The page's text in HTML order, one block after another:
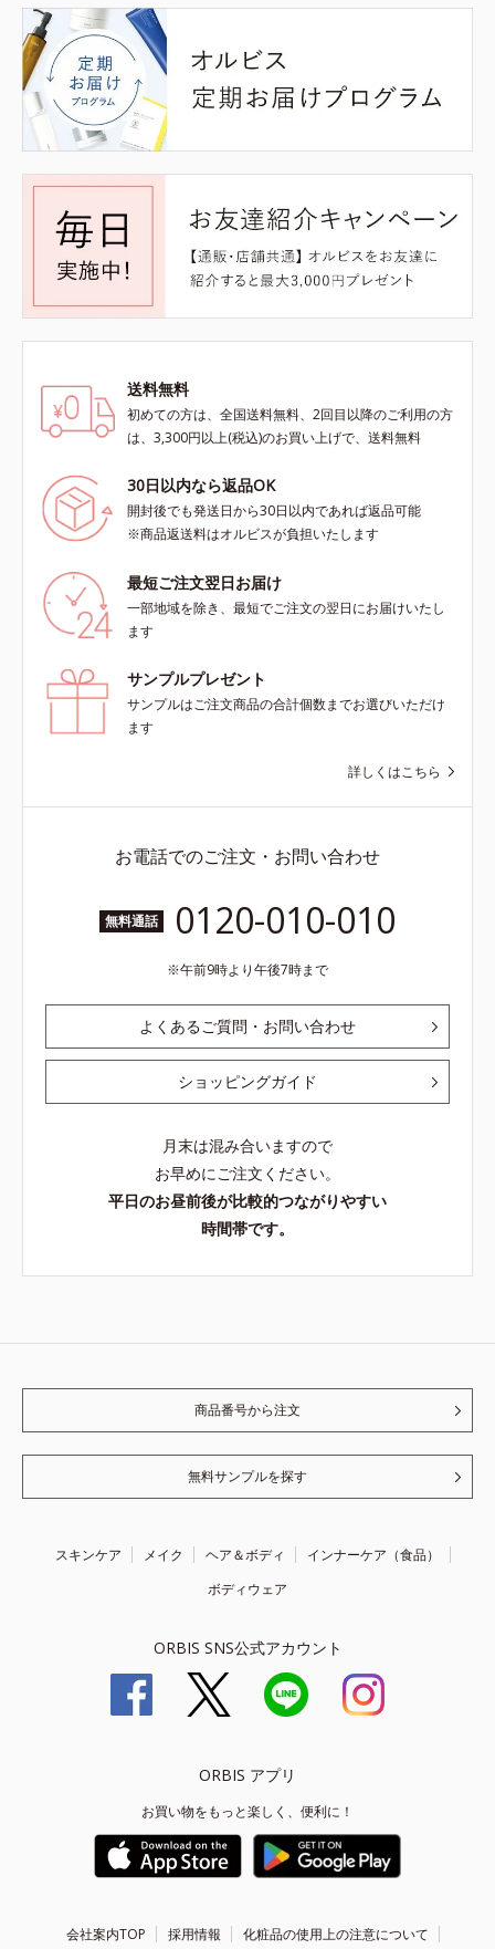
送料無料
初めての方は、全国送料無料、2回目以降のご利用の方
は、3,300円以上(税込)のお買い上げで、送料無料
30日以内なら返品OK
開封後でも発送日から30日以内であれば返品可能
※商品返送料はオルビスが負担いたします
最短ご注文翌日お届け
一部地域を除き、最短でご注文の翌日にお届けいたし
ます
サンプルプレゼント
サンプルはご注文商品の合計個数までお選びいただけ
ます
詳しくはこちら
お電話でのご注文・お問い合わせ
無料通話 0120-010-010
午前9時より午後7時まで
よくあるご質問・お問い合わせ
ショッピングガイド
月末は混み合いますので
お早めにご注文ください。
平日のお昼前後が比較的つながりやすい
時間帯です。
商品番号から注文
無料サンプルを探す
スキンケア メイク ヘア＆ボディ
インナーケア（食品）
ボディウェア
ORBIS SNS公式アカウント
ORBIS アプリ
お買い物をもっと楽しく、便利に！
会社案内TOP 採用情報 化粧品の使用上の注意について